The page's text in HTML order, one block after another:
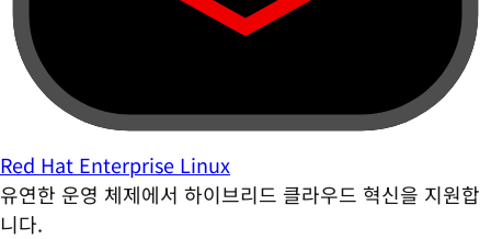
Red Hat Enterprise Linux
유연한 운영 체제에서 하이브리드 클라우드 혁신을 지원합
니다.